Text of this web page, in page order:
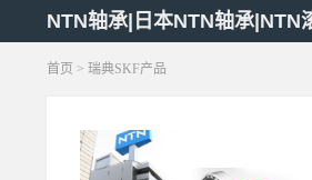
NTN轴承|日本NTN轴承|NTN
首页 > 瑞典SKF产品